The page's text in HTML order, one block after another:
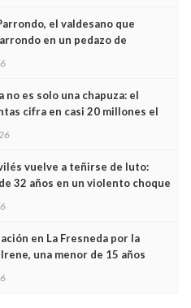
el valdesano que
en un pedazo de
no es solo una chapuza: el
cifra en casi 20 millones el
trenes que no cabían por los
vuelve a teñirse de luto:
32 años en un violento choque
en La Fresneda por la
una menor de 15 años